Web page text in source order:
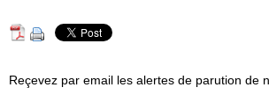
Reçevez par email les alertes de parution de